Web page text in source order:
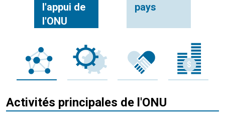
l'appui de
l'ONU
pays
Activités principales de l'ONU